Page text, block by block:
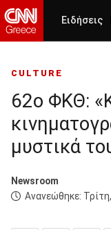
Ειδήσεις
CULTURE
62o ΦΚΘ:
μυστικά
Newsroom
Ανανεώθηκε: